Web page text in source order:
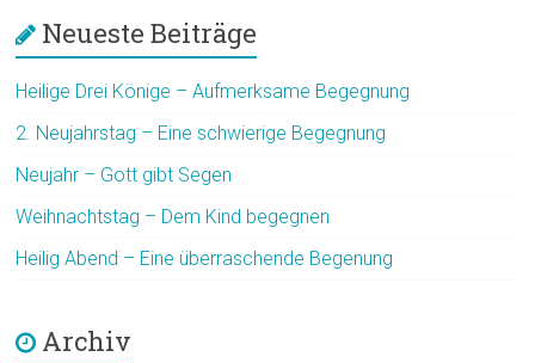
Neueste Beiträge
Heilige Drei Könige – Aufmerksame Begegnung
2. Neujahrstag – Eine schwierige Begegnung
Neujahr – Gott gibt Segen
Weihnachtstag – Dem Kind begegnen
Heilig Abend – Eine überraschende Begenung
Archiv